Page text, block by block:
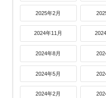
2025年2月
2024年11月
2024年8月
2024年5月
2024年2月